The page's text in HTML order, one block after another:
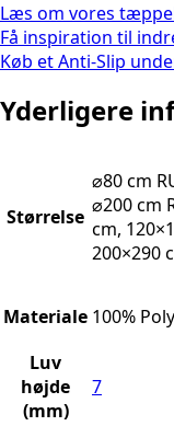
Læs om vores
Få inspiration til
Køb et Anti-Slip
Yderligere
Størrelse
⌀80 cm
⌀200 cm
cm,
200×290
Materiale 100%
Luv
højde
(mm)
7